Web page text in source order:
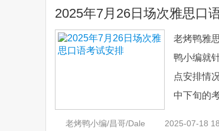
2025年7月26日场次雅思口
老烤鸭雅
鸭小编就
点安排情
中下旬的
老烤鸭小编/昌哥/Dale 2025-07-18